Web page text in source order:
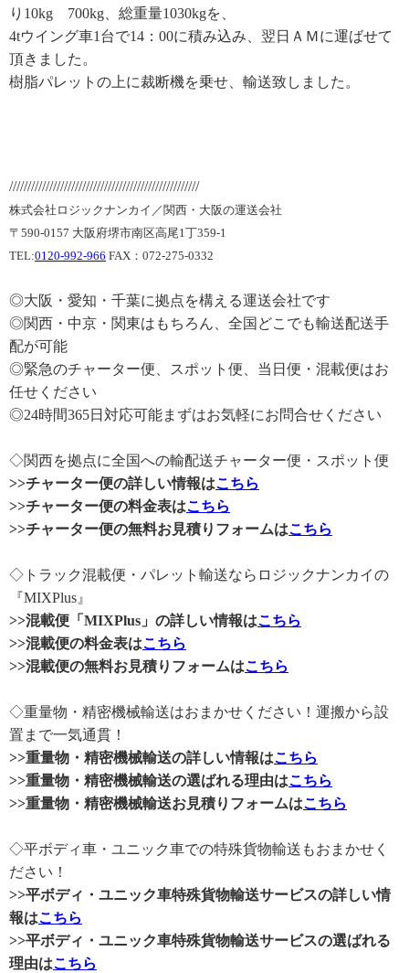
り 10kg 700kg、 総重量1030kgを、
4tウイング車1 台で14 ： 00に積み込み、翌日ＡＭに運ばせて
頂きました。
樹脂パレットの上に裁断機を乗せ、輸送致しました。
////////////////////////////////////////////////////
株式会社ロジックナンカイ／関西・大阪の運送会社
〒590-0157 大阪府堺市南区高尾1丁359-1
TEL:0120-992-966 FAX：072-275-0332
◎大阪・愛知・千葉に拠点を構える運送会社です
◎関西・中京・関東はもちろん、全国どこでも輸送配送手
配が可能
◎緊急のチャーター便、スポット便、当日便・混載便はお
任せください
◎24時間365日対応可能まずはお気軽にお問合せください
◇関西を拠点に全国への輸配送チャーター便・スポット便
>>チャーター便の詳しい情報はこちら
>>チャーター便の料金表はこちら
>>チャーター便の無料お見積りフォームはこちら
◇トラック混載便・パレット輸送ならロジックナンカイの
『MIXPlus』
>>混載便「MIXPlus」の詳しい情報はこちら
>>混載便の料金表はこちら
>>混載便の無料お見積りフォームはこちら
◇重量物・精密機械輸送はおまかせください！運搬から設
置まで一気通貫！
>>重量物・精密機械輸送の詳しい情報はこちら
>>重量物・精密機械輸送の選ばれる理由はこちら
>>重量物・精密機械輸送お見積りフォームはこちら
◇平ボディ車・ユニック車での特殊貨物輸送もおまかせく
ださい！
>>平ボディ・ユニック車特殊貨物輸送サービスの詳しい情
報はこちら
>>平ボディ・ユニック車特殊貨物輸送サービスの選ばれる
理由はこちら